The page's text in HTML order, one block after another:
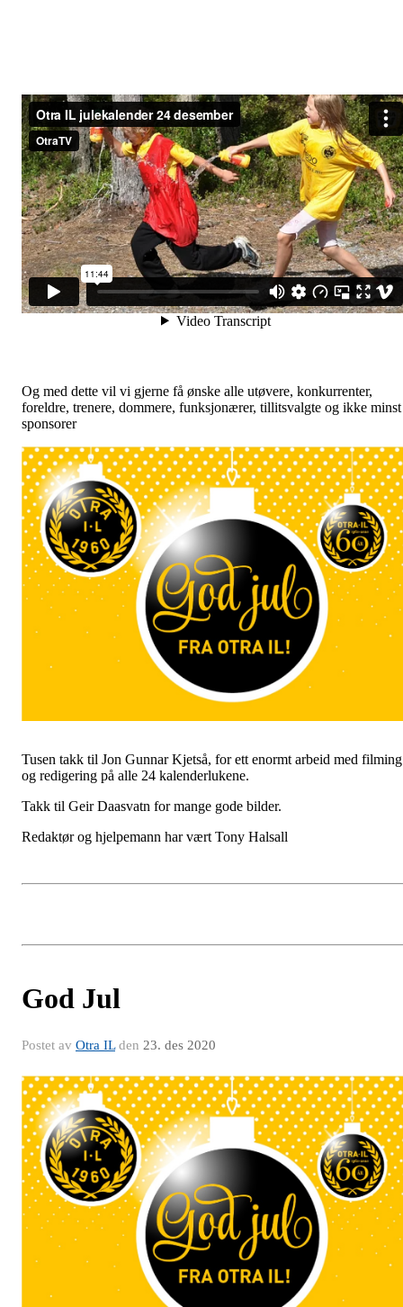
Og med dette vil vi gjerne få ønske alle utøvere, konkurrenter,
foreldre, trenere, dommere, funksjonærer, tillitsvalgte og ikke minst
sponsorer
Tusen takk til Jon Gunnar Kjetså, for ett enormt arbeid med filming
og redigering på alle 24 kalenderlukene.
Takk til Geir Daasvatn for mange gode bilder.
Redaktør og hjelpemann har vært Tony Halsall
God Jul
Postet av Otra ILden 23. des 2020